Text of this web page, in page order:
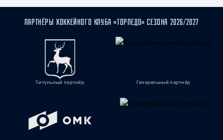
ПАРТНЁРЫ ХОККЕЙНОГО КЛУБА «ТОРПЕДО» СЕЗОНА 2026/2027
Титульный партнёр Генеральный партнёр